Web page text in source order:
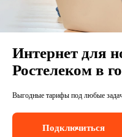
Подключить
Интернет для
Ростелеком в
Выгодные тарифы под любые
Подключиться